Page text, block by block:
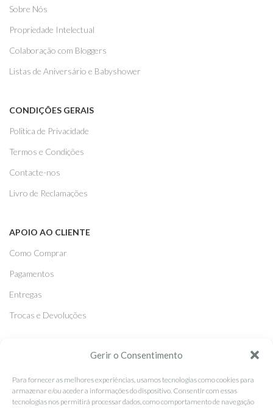
Gerir o Consentimento
Para fornecer as melhores experiências, usamos tecnologias como cookies para
armazenar e/ou aceder a informações do dispositivo. Consentir com essas
tecnologias nos permitirá processar dados, como comportamento de navegação
Sobre Nós
Propriedade Intelectual
Colaboração com Bloggers
Listas de Aniversário e Babyshower
CONDIÇÕES GERAIS
Politica de Privacidade
Termos e Condições
Contacte-nos
Livro de Reclamações
APOIO AO CLIENTE
Como Comprar
Pagamentos
Entregas
Trocas e Devoluções
Facebook
Instagram